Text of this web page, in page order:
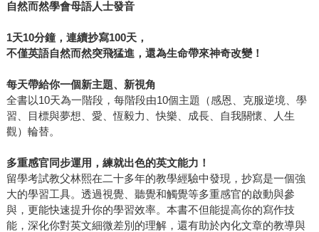
自然而然學會母語人士發音
1天10分鐘，連續抄寫100天，
不僅英語自然而然突飛猛進，還為生命帶來神奇改變！
每天帶給你一個新主題、新視角
全書以10天為一階段，每階段由10個主題（感恩、克服逆境、學
習、目標與夢想、愛、恆毅力、快樂、成長、自我關懷、人生
觀）輪替。
多重感官同步運用，練就出色的英文能力！
留學考試教父林熙在二十多年的教學經驗中發現，抄寫是一個強
大的學習工具。透過視覺、聽覺和觸覺等多重感官的啟動與參
與，更能快速提升你的學習效率。本書不但能提高你的寫作技
能，深化你對英文細微差別的理解，還有助於內化文章的教導與